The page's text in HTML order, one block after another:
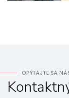
OPÝTAJTE SA